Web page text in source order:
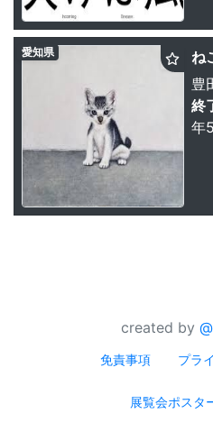
ね
豊
終
年
愛知県
created by
免責事項 プラ
展覧会ポスタ